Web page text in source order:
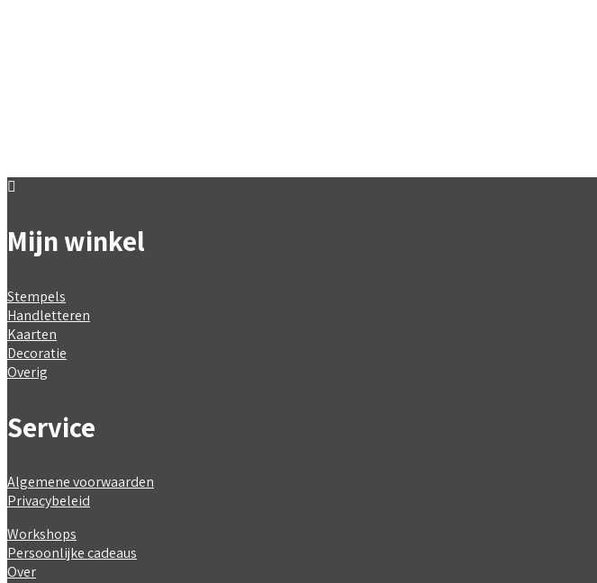
Mijn winkel
Stempels
Handletteren
Kaarten
Decoratie
Overig
Service
Algemene voorwaarden
Privacybeleid
Workshops
Persoonlijke cadeaus
Over